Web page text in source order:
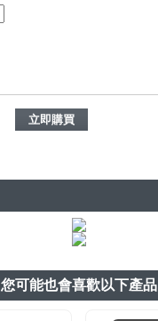
您可能也會喜歡以下產品